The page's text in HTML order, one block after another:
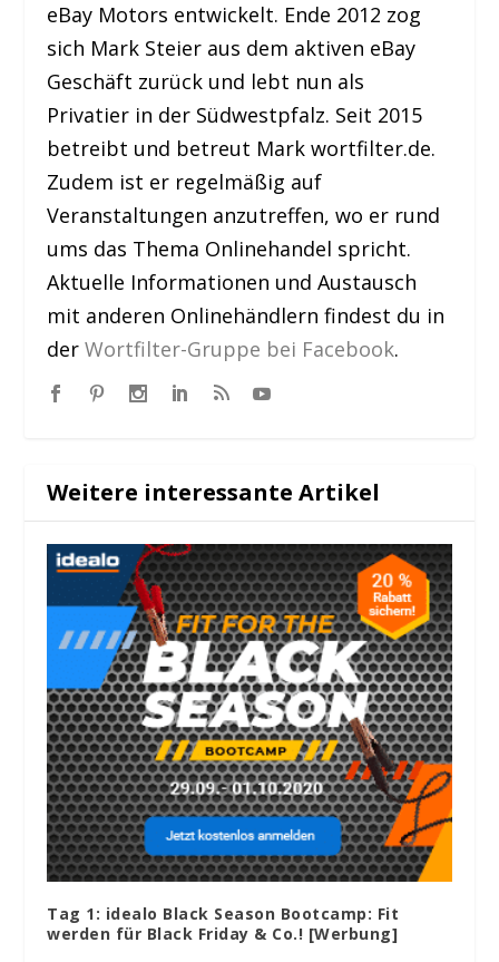
eBay Motors entwickelt. Ende 2012 zog
sich Mark Steier aus dem aktiven eBay
Geschäft zurück und lebt nun als
Privatier in der Südwestpfalz. Seit 2015
betreibt und betreut Mark wortfilter.de.
Zudem ist er regelmäßig auf
Veranstaltungen anzutreffen, wo er rund
ums das Thema Onlinehandel spricht.
Aktuelle Informationen und Austausch
mit anderen Onlinehändlern findest du in
derWortfilter-Gruppe bei Facebook.
Weitere interessante Artikel
Tag 1: idealo Black Season Bootcamp: Fit
werden für Black Friday & Co.! [Werbung]